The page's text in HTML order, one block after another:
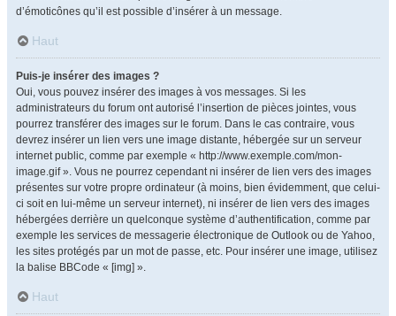
d’émoticônes qu’il est possible d’insérer à un message.
Haut
Puis-je insérer des images ?
Oui, vous pouvez insérer des images à vos messages. Si les
administrateurs du forum ont autorisé l’insertion de pièces jointes, vous
pourrez transférer des images sur le forum. Dans le cas contraire, vous
devrez insérer un lien vers une image distante, hébergée sur un serveur
internet public, comme par exemple « http://www.exemple.com/mon-
image.gif ». Vous ne pourrez cependant ni insérer de lien vers des images
présentes sur votre propre ordinateur (à moins, bien évidemment, que celui-
ci soit en lui-même un serveur internet), ni insérer de lien vers des images
hébergées derrière un quelconque système d’authentification, comme par
exemple les services de messagerie électronique de Outlook ou de Yahoo,
les sites protégés par un mot de passe, etc. Pour insérer une image, utilisez
la balise BBCode « [img] ».
Haut